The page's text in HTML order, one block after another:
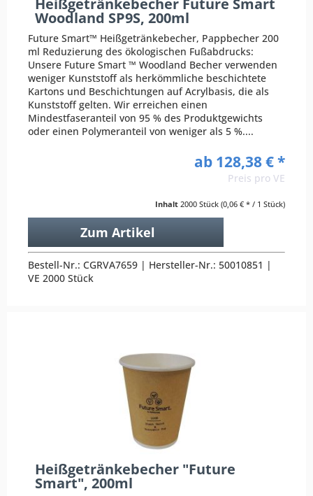
Woodland SP9S, 200ml
Future Smart™ Heißgetränkebecher, Pappbecher 200
ml Reduzierung des ökologischen Fußabdrucks:
Unsere Future Smart ™ Woodland Becher verwenden
weniger Kunststoff als herkömmliche beschichtete
Kartons und Beschichtungen auf Acrylbasis, die als
Kunststoff gelten. Wir erreichen einen
Mindestfaseranteil von 95 % des Produktgewichts
oder einen Polymeranteil von weniger als 5 %....
ab 128,38 € *
Preis pro VE
Inhalt 2000 Stück (0,06 € * / 1 Stück)
Zum Artikel
Bestell-Nr.: CGRVA7659 | Hersteller-Nr.: 50010851 |
VE 2000 Stück
Heißgetränkebecher "Future
Smart", 200ml